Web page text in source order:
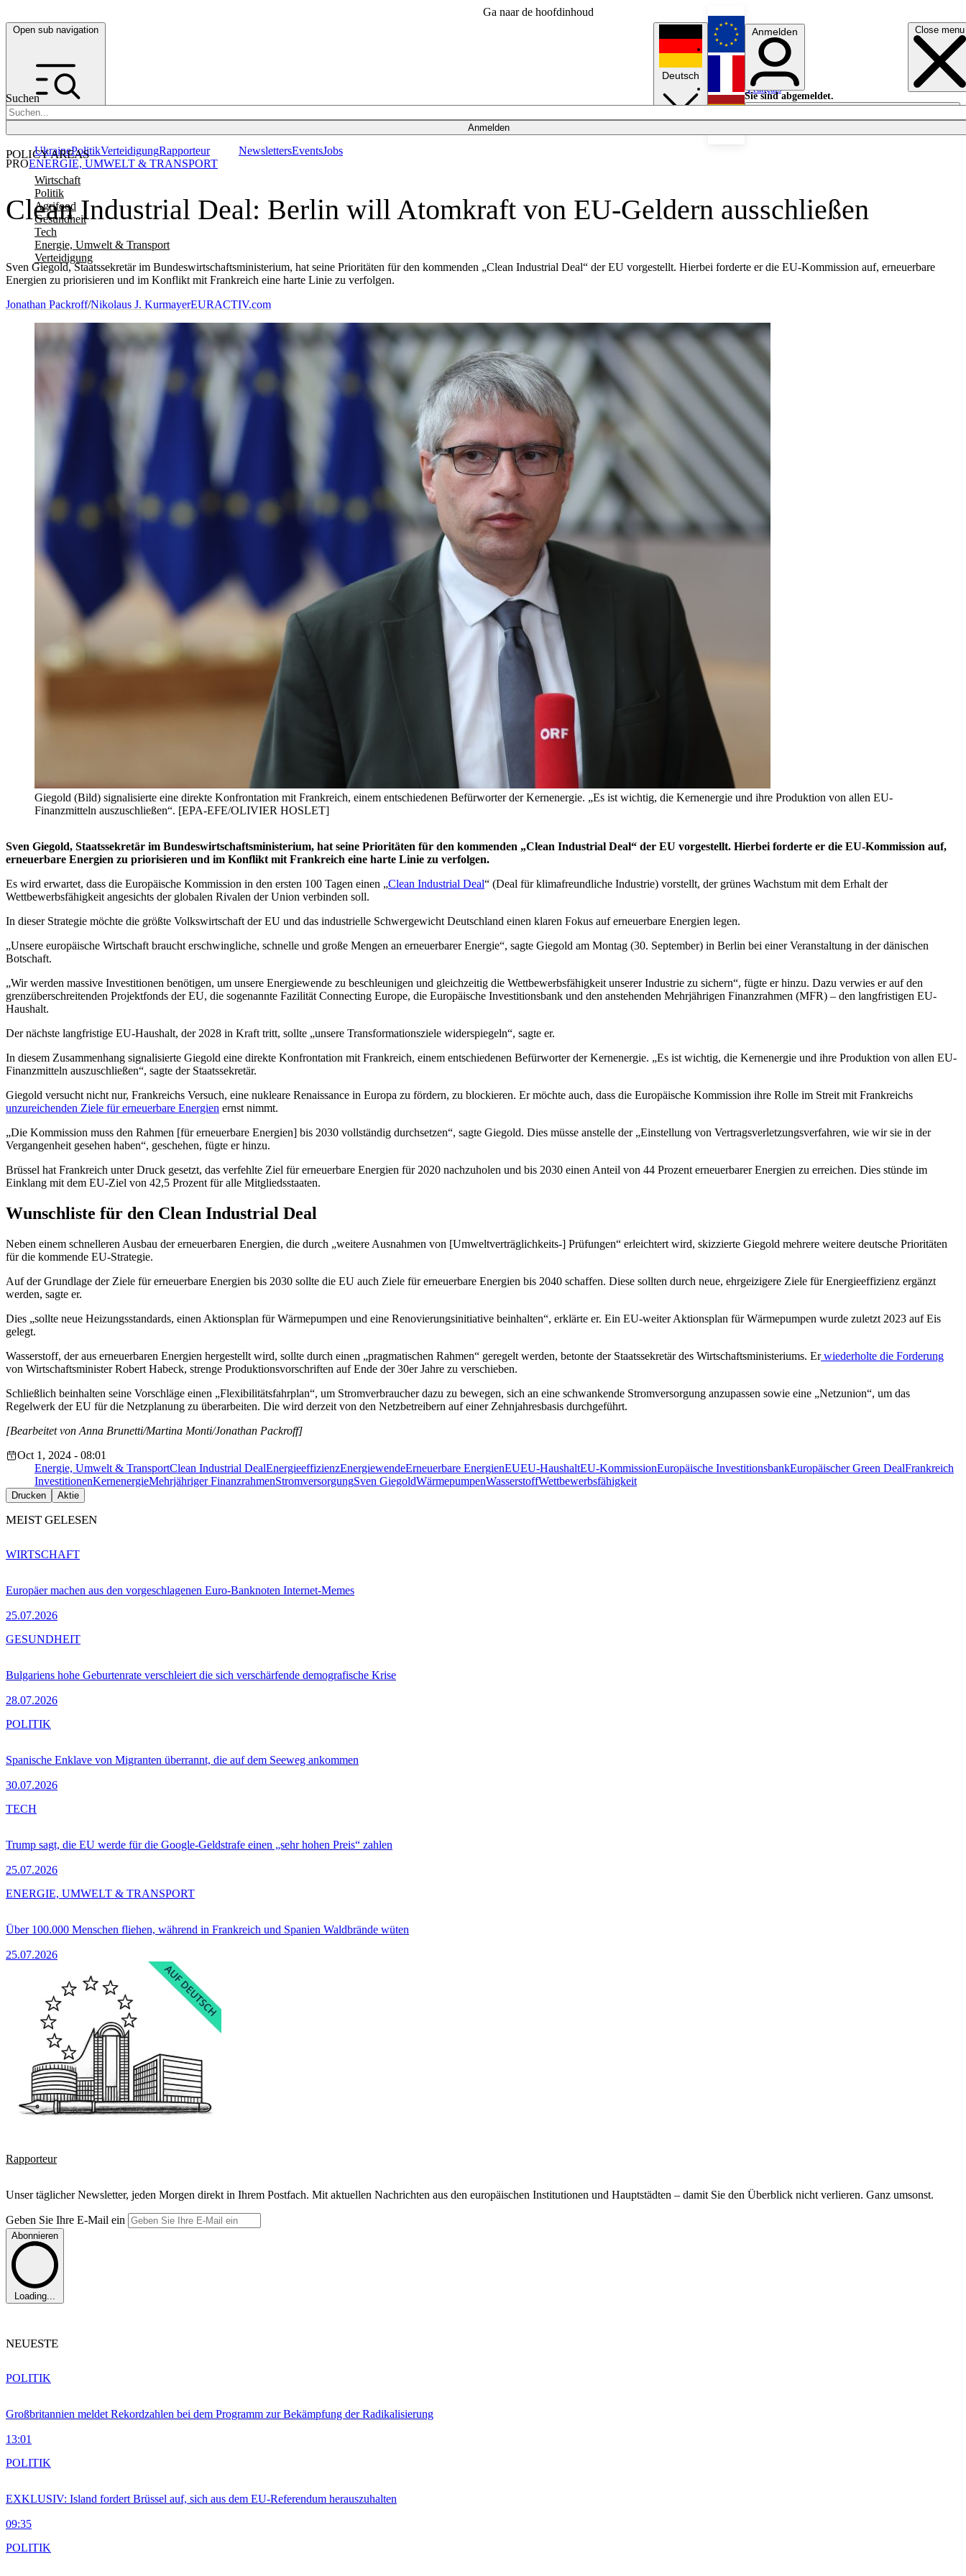
Ga naar de hoofdinhoud
Open sub navigation Close menu
Suchen
Anmelden
POLICY AREAS
Wirtschaft
Politik
Agrifood
Gesundheit
Tech
Energie, Umwelt & Transport
Verteidigung
UkrainePolitikVerteidigungRapporteur NewslettersEventsJobs
Deutsch
English
Français
Anmelden
Sie sind abgemeldet.
Anmelden
Licht aus
Clean Industrial Deal: Berlin will Atomkraft von EU-Geldern ausschließen
Sven Giegold, Staatssekretär im Bundeswirtschaftsministerium, hat seine Prioritäten für den kommenden „Clean Industrial Deal“ der EU vorgestellt. Hierbei forderte er die EU-Kommission auf, erneuerbare
Energien zu priorisieren und im Konflikt mit Frankreich eine harte Linie zu verfolgen.
PROENERGIE, UMWELT & TRANSPORT
Jonathan Packroff/Nikolaus J. KurmayerEURACTIV.com
Giegold (Bild) signalisierte eine direkte Konfrontation mit Frankreich, einem entschiedenen Befürworter der Kernenergie. „Es ist wichtig, die Kernenergie und ihre Produktion von allen EU-
Finanzmitteln auszuschließen“. [EPA-EFE/OLIVIER HOSLET]
Sven Giegold, Staatssekretär im Bundeswirtschaftsministerium, hat seine Prioritäten für den kommenden „Clean Industrial Deal“ der EU vorgestellt. Hierbei forderte er die EU-Kommission auf,
erneuerbare Energien zu priorisieren und im Konflikt mit Frankreich eine harte Linie zu verfolgen.
Es wird erwartet, dass die Europäische Kommission in den ersten 100 Tagen einen „Clean Industrial Deal“ (Deal für klimafreundliche Industrie) vorstellt, der grünes Wachstum mit dem Erhalt der
Wettbewerbsfähigkeit angesichts der globalen Rivalen der Union verbinden soll.
In dieser Strategie möchte die größte Volkswirtschaft der EU und das industrielle Schwergewicht Deutschland einen klaren Fokus auf erneuerbare Energien legen.
„Unsere europäische Wirtschaft braucht erschwingliche, schnelle und große Mengen an erneuerbarer Energie“, sagte Giegold am Montag (30. September) in Berlin bei einer Veranstaltung in der dänischen
Botschaft.
„Wir werden massive Investitionen benötigen, um unsere Energiewende zu beschleunigen und gleichzeitig die Wettbewerbsfähigkeit unserer Industrie zu sichern“, fügte er hinzu. Dazu verwies er auf den
grenzüberschreitenden Projektfonds der EU, die sogenannte Fazilität Connecting Europe, die Europäische Investitionsbank und den anstehenden Mehrjährigen Finanzrahmen (MFR) – den langfristigen EU-
Haushalt.
Der nächste langfristige EU-Haushalt, der 2028 in Kraft tritt, sollte „unsere Transformationsziele widerspiegeln“, sagte er.
In diesem Zusammenhang signalisierte Giegold eine direkte Konfrontation mit Frankreich, einem entschiedenen Befürworter der Kernenergie. „Es ist wichtig, die Kernenergie und ihre Produktion von allen EU-
Finanzmitteln auszuschließen“, sagte der Staatssekretär.
Giegold versucht nicht nur, Frankreichs Versuch, eine nukleare Renaissance in Europa zu fördern, zu blockieren. Er möchte auch, dass die Europäische Kommission ihre Rolle im Streit mit Frankreichs
unzureichenden Ziele für erneuerbare Energien ernst nimmt.
„Die Kommission muss den Rahmen [für erneuerbare Energien] bis 2030 vollständig durchsetzen“, sagte Giegold. Dies müsse anstelle der „Einstellung von Vertragsverletzungsverfahren, wie wir sie in der
Vergangenheit gesehen haben“, geschehen, fügte er hinzu.
Brüssel hat Frankreich unter Druck gesetzt, das verfehlte Ziel für erneuerbare Energien für 2020 nachzuholen und bis 2030 einen Anteil von 44 Prozent erneuerbarer Energien zu erreichen. Dies stünde im
Einklang mit dem EU-Ziel von 42,5 Prozent für alle Mitgliedsstaaten.
Wunschliste für den Clean Industrial Deal
Neben einem schnelleren Ausbau der erneuerbaren Energien, die durch „weitere Ausnahmen von [Umweltverträglichkeits-] Prüfungen“ erleichtert wird, skizzierte Giegold mehrere weitere deutsche Prioritäten
für die kommende EU-Strategie.
Auf der Grundlage der Ziele für erneuerbare Energien bis 2030 sollte die EU auch Ziele für erneuerbare Energien bis 2040 schaffen. Diese sollten durch neue, ehrgeizigere Ziele für Energieeffizienz ergänzt
werden, sagte er.
Dies „sollte neue Heizungsstandards, einen Aktionsplan für Wärmepumpen und eine Renovierungsinitiative beinhalten“, erklärte er. Ein EU-weiter Aktionsplan für Wärmepumpen wurde zuletzt 2023 auf Eis
gelegt.
Wasserstoff, der aus erneuerbaren Energien hergestellt wird, sollte durch einen „pragmatischen Rahmen“ geregelt werden, betonte der Staatssekretär des Wirtschaftsministeriums. Er wiederholte die Forderung
von Wirtschaftsminister Robert Habeck, strenge Produktionsvorschriften auf Ende der 30er Jahre zu verschieben.
Schließlich beinhalten seine Vorschläge einen „Flexibilitätsfahrplan“, um Stromverbraucher dazu zu bewegen, sich an eine schwankende Stromversorgung anzupassen sowie eine „Netzunion“, um das
Regelwerk der EU für die Netzplanung zu überarbeiten. Die wird derzeit von den Netzbetreibern auf einer Zehnjahresbasis durchgeführt.
[Bearbeitet von Anna Brunetti/Martina Monti/Jonathan Packroff]
Oct 1, 2024 - 08:01
Energie, Umwelt & TransportClean Industrial DealEnergieeffizienzEnergiewendeErneuerbare EnergienEUEU-HaushaltEU-KommissionEuropäische InvestitionsbankEuropäischer Green DealFrankreich
InvestitionenKernenergieMehrjähriger FinanzrahmenStromversorgungSven GiegoldWärmepumpenWasserstoffWettbewerbsfähigkeit
Drucken Aktie
MEIST GELESEN
Europäer machen aus den vorgeschlagenen Euro-Banknoten Internet-Memes
25.07.2026
WIRTSCHAFT
Bulgariens hohe Geburtenrate verschleiert die sich verschärfende demografische Krise
28.07.2026
GESUNDHEIT
Spanische Enklave von Migranten überrannt, die auf dem Seeweg ankommen
30.07.2026
POLITIK
Trump sagt, die EU werde für die Google-Geldstrafe einen „sehr hohen Preis“ zahlen
25.07.2026
TECH
Über 100.000 Menschen fliehen, während in Frankreich und Spanien Waldbrände wüten
25.07.2026
ENERGIE, UMWELT & TRANSPORT
Rapporteur
Unser täglicher Newsletter, jeden Morgen direkt in Ihrem Postfach. Mit aktuellen Nachrichten aus den europäischen Institutionen und Hauptstädten – damit Sie den Überblick nicht verlieren. Ganz umsonst.
Geben Sie Ihre E-Mail ein
Abonnieren
Loading...
NEUESTE
Großbritannien meldet Rekordzahlen bei dem Programm zur Bekämpfung der Radikalisierung
13:01
POLITIK
EXKLUSIV: Island fordert Brüssel auf, sich aus dem EU-Referendum herauszuhalten
09:35
POLITIK
POLITIK